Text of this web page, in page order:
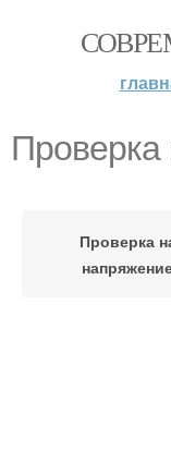
Проверка
Проверка